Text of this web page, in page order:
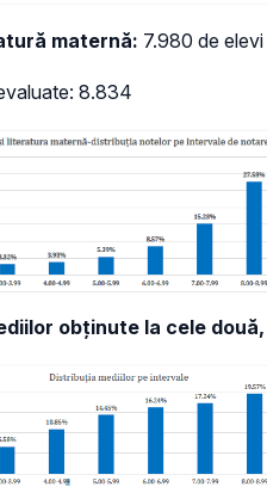
maternă: 7.980 de elevi
8.834
obținute la cele